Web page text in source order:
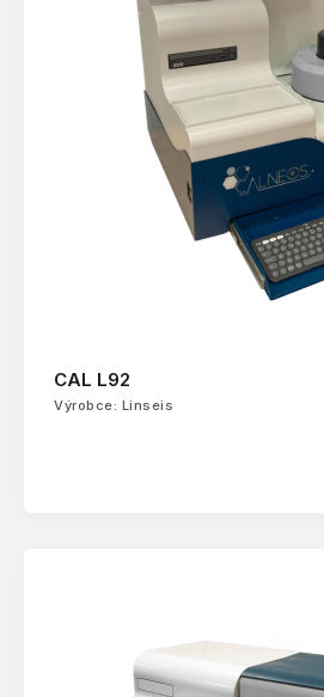
CAL L92
Výrobce: Linseis